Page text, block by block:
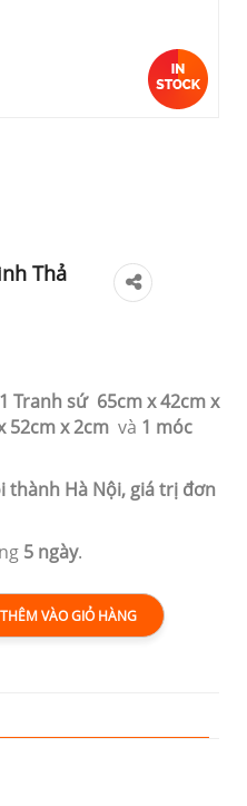
Thả
1 Tranh sứ 65cmx 42cm x
52cm x 2cm và 1 móc
thành Hà Nội, giá trị đơn
5 ngày.
THÊM VÀO GIỎ HÀNG